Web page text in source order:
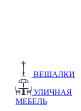
ВЕШАЛКИ
УЛИЧНАЯ
МЕБЕЛЬ